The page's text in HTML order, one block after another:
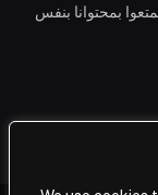
بمحتوانا بنفس